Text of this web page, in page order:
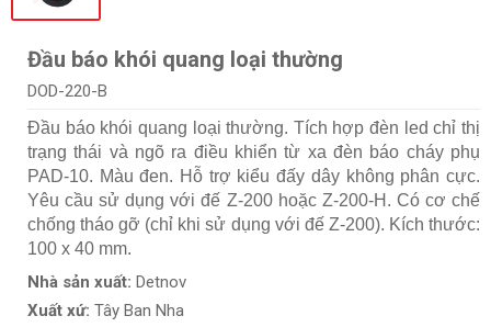
Đầu báo khói quang loại thường
DOD-220-B
Đầu báo khói quang loại thường. Tích hợp đèn led chỉ thị
trạng thái và ngõ ra điều khiển từ xa đèn báo cháy phụ
PAD-10. Màu đen. Hỗ trợ kiểu đấy dây không phân cực.
Yêu cầu sử dụng với đế Z-200 hoặc Z-200-H. Có cơ chế
chống tháo gỡ (chỉ khi sử dụng với đế Z-200). Kích thước:
100 x 40 mm.
Nhà sản xuất: Detnov
Xuất xứ: Tây Ban Nha